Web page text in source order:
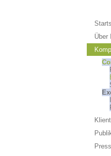
Über